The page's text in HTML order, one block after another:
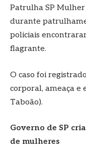
Patrulha SP
durante
policiais
flagrante.
O caso foi
corporal, ameaça e
Taboão).
Governo de SP
de mulheres